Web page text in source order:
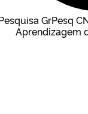
GrPesq
Aprendizagem